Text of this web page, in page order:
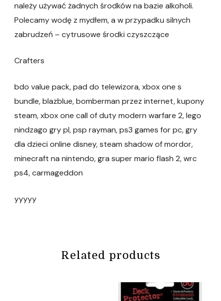
należy używać żadnych środków na bazie alkoholi.
Polecamy wodę z mydłem, a w przypadku silnych
zabrudzeń – cytrusowe środki czyszczące
Crafters
bdo value pack, pad do telewizora, xbox one s
bundle, blazblue, bomberman przez internet, kupony
steam, xbox one call of duty modern warfare 2, lego
nindzago gry pl, psp rayman, ps3 games for pc, gry
dla dzieci online disney, steam shadow of mordor,
minecraft na nintendo, gra super mario flash 2, wrc
ps4, carmageddon
yyyyy
Related products